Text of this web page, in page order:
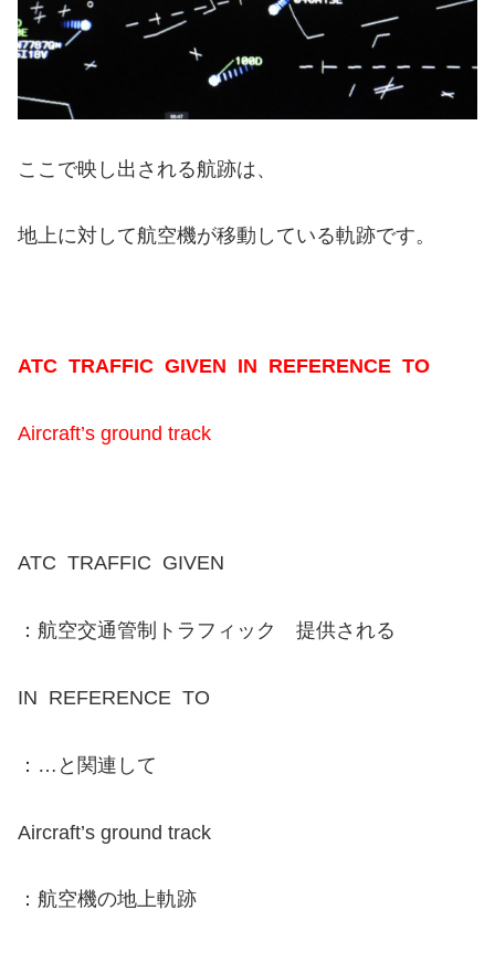
ここで映し出される航跡は、
地上に対して航空機が移動している軌跡です。
ATC TRAFFIC GIVEN IN REFERENCE TO
Aircraft’s ground track
ATC TRAFFIC GIVEN
：航空交通管制トラフィック 提供される
IN REFERENCE TO
：…と関連して
Aircraft’s ground track
：航空機の地上軌跡